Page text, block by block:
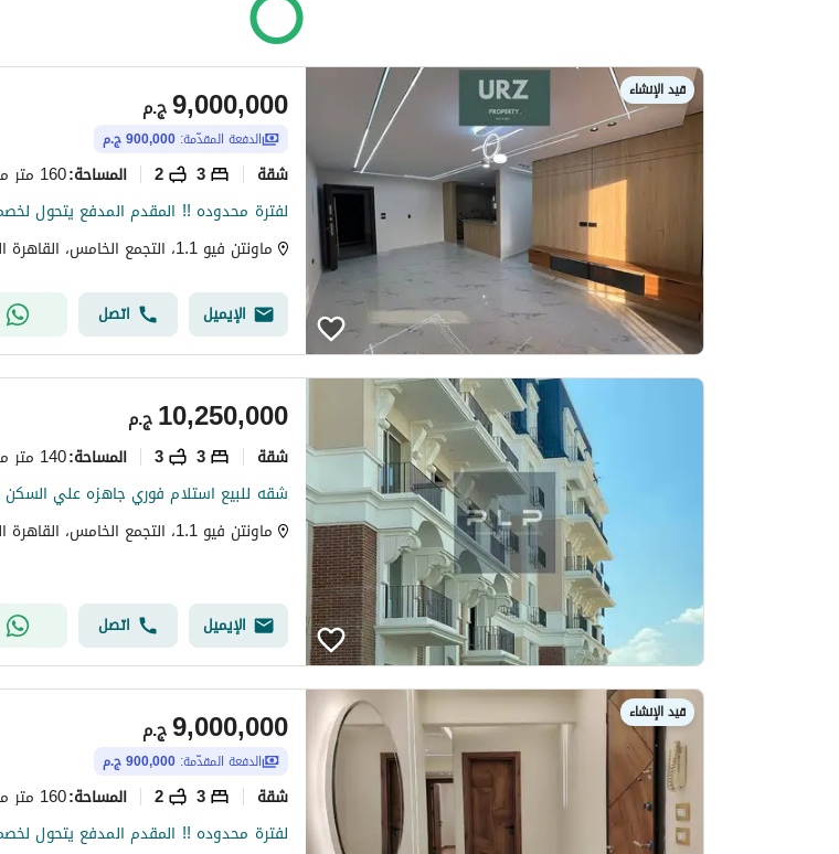
قيد الإنشاء
ج.م9,000,000
الدفعة المقدّمة: 900,000 ج.م
شقة 3
2 المساحة:160 متر مربع
ماونتن فيو 1.1، التجمع الخامس، القاهرة الجديدة، القاهرة
الإيميل اتصل
ج.م10,250,000
شقة 3
3 المساحة:140 متر مربع
ماونتن فيو 1.1، التجمع الخامس، القاهرة الجديدة، القاهرة
الإيميل اتصل
قيد الإنشاء
ج.م9,000,000
الدفعة المقدّمة: 900,000 ج.م
شقة 3
2 المساحة:160 متر مربع